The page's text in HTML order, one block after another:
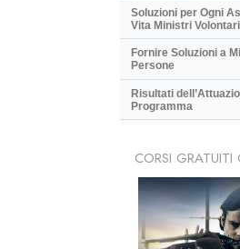
Soluzioni per Ogni
Vita Ministri
Fornire Soluzioni a
Persone
Risultati
Programma
CORSI GRATUITI